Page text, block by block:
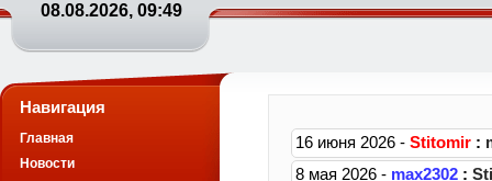
08.08.2026, 09:49
Навигация
Главная
Новости